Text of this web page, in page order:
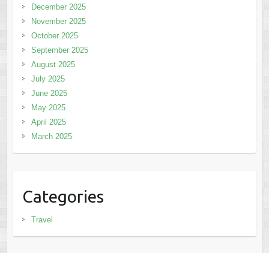
December 2025
November 2025
October 2025
September 2025
August 2025
July 2025
June 2025
May 2025
April 2025
March 2025
Categories
Travel